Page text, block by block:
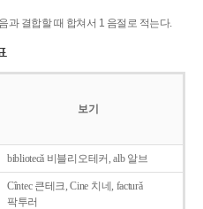
과 결합할 때 합쳐서 1 음절로 적는다.
보기
bibliotecǎ 비블리오테커, alb 알브
Cîntec 큰테크, Cine 치네, facturǎ
팍투러